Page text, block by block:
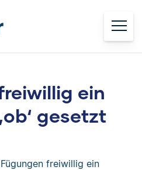
ein
gesetzt
freiwillig ein